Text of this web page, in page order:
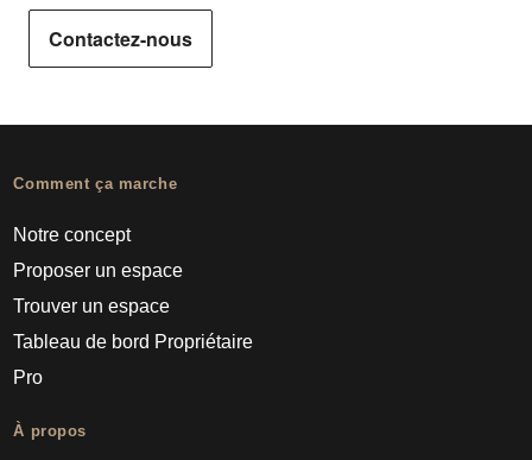
Contactez-nous
Comment ça marche
Notre concept
Proposer un espace
Trouver un espace
Tableau de bord Propriétaire
Pro
À propos